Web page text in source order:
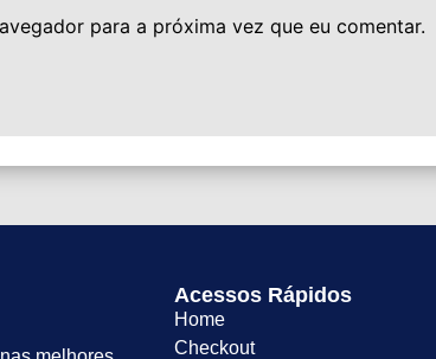
para a próxima vez que eu comentar.
Acessos Rápidos
Home
Checkout